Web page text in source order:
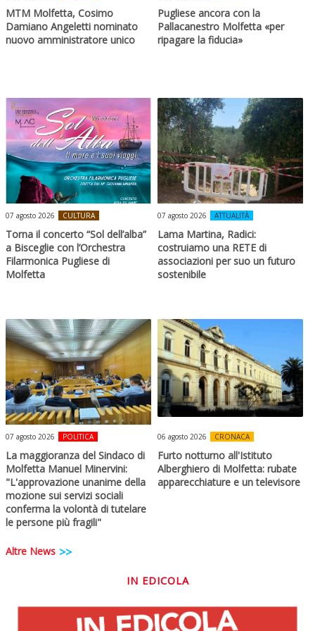
MTM Molfetta, Cosimo
Damiano Angeletti nominato
nuovo amministratore unico
Pugliese ancora con la
Pallacanestro Molfetta «per
ripagare la fiducia»
07 agosto 2026 CULTURA
Torna il concerto “Sol dell’alba”
a Bisceglie con l’Orchestra
Filarmonica Pugliese di
Molfetta
07 agosto 2026 ATTUALITÀ
Lama Martina, Radici:
costruiamo una RETE di
associazioni per suo un futuro
sostenibile
07 agosto 2026 POLITICA
La maggioranza del Sindaco di
Molfetta Manuel Minervini:
"L'approvazione unanime della
mozione sui servizi sociali
conferma la volontà di tutelare
le persone più fragili"
06 agosto 2026 CRONACA
Furto notturno all'Istituto
Alberghiero di Molfetta: rubate
apparecchiature e un televisore
Altre News >>
IN EDICOLA